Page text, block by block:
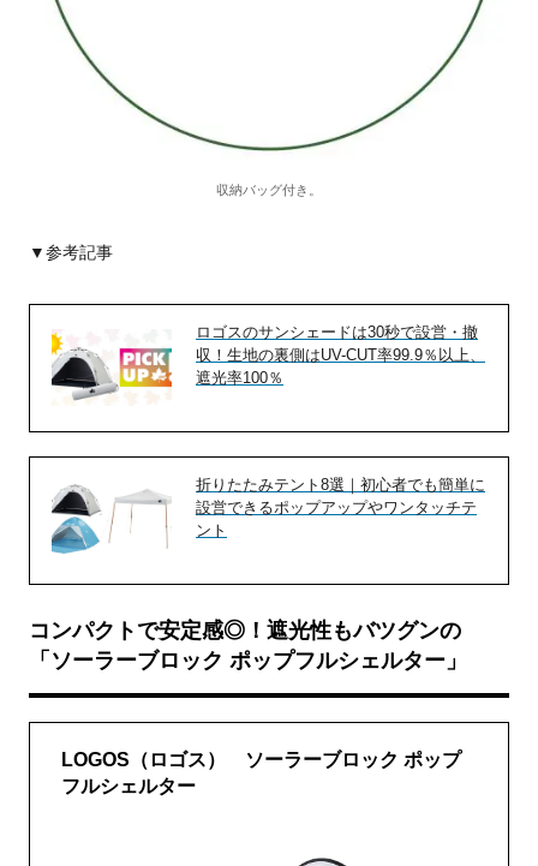
収納バッグ付き。
▼参考記事
ロゴスのサンシェードは30秒で設営・撤
収！生地の裏側はUV-CUT率99.9％以上、
遮光率100％
折りたたみテント8選｜初心者でも簡単に
設営できるポップアップやワンタッチテ
ント
コンパクトで安定感◎！遮光性もバツグンの
「ソーラーブロック ポップフルシェルター」
LOGOS（ロゴス） ソーラーブロック ポップ
フルシェルター